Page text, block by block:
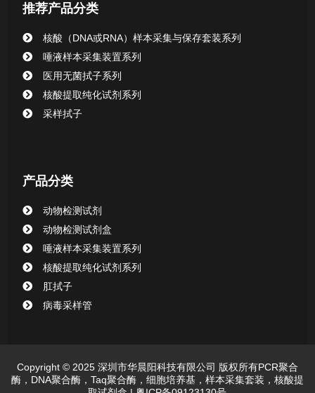
核酸提取或纯化试剂
清洁验证棉签系列
动物检测试剂
推荐产品分类
核酸（DNA或RNA）样本采集与保存套装系列
唾液样本采集装置系列
医用无菌拭子系列
核酸提取纯化试剂系列
采样拭子
产品分类
动物检测试剂
动物检测试剂盒
唾液样本采集装置系列
核酸提取纯化试剂系列
肛拭子
病毒采样管
Copyright © 2025 深圳市华晨阳科技有限公司 版权所有PCR聚合
酶，DNA聚合酶，Taq聚合酶，细胞培养基，样本采集套装，核酸提